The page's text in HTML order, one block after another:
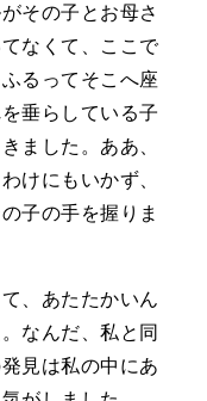
その子とお母さ
なくて、ここで
るってそこへ座
垂らしている子
ました。ああ、
けにもいかず、
子の手を握りま
、あたたかいん
なんだ、私と同
見は私の中にあ